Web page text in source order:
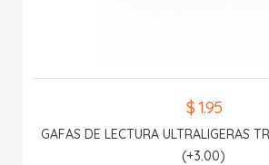
$ 1.95
GAFAS DE LECTURA ULTRALIGERAS
(+3.00)